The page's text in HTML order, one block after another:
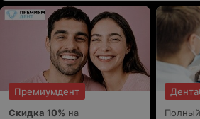
Премиумдент
Скидка 10% на